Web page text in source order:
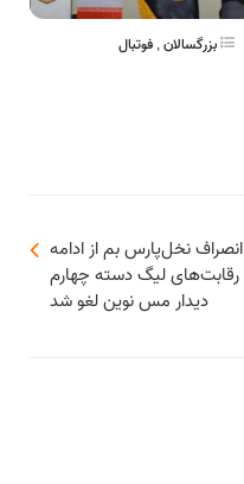
بزرگسالان, فوتبال
انصراف نخل‌پارس بم از ادامه
رقابت‌های لیگ دسته چهارم
دیدار مس نوین لغو شد